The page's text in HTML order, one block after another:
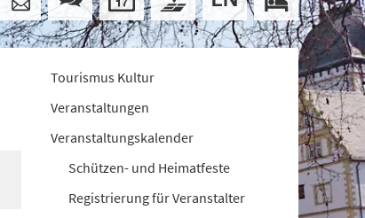
Tourismus Kultur
Veranstaltungen
Veranstaltungskalender
Schützen- und Heimatfeste
Registrierung für Veranstalter